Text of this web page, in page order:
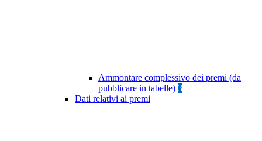
Ammontare complessivo dei premi (da
pubblicare in tabelle) 3
Dati relativi ai premi